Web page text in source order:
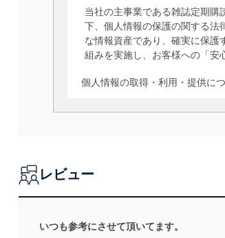
当社の主事業である雑誌定期購
下、個人情報の保護の関する法
な情報資産であり、確実に保護
組みを実施し、お客様への「安
個人情報の取得・利用・提供に
当社は、個人情報の取得・利用
令及びその他の規範を常に適合
レビュー
いつも参考にさせて頂いてます。